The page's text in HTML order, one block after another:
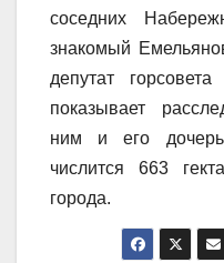
соседних
знакомый
депутат
показывает
ним и его
числится 663
города.